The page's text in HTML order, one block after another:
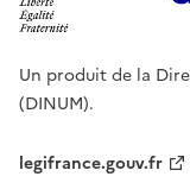
Un produit de la
(DINUM).
legifrance.gouv.fr